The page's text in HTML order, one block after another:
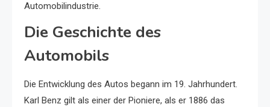
Automobilindustrie.
Die Geschichte des
Automobils
Die Entwicklung des Autos begann im 19. Jahrhundert.
Karl Benz gilt als einer der Pioniere, als er 1886 das